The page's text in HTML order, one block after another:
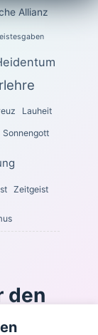
Allianz
Lauheit
Sonnengott
Zeitgeist
den